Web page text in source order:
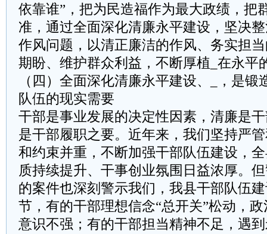
依靠谁”，把为民造福作为最大政绩，把
准，通过全面深化清廉永平建设，坚决
作风问题，以清正廉洁的作风、务实担
期盼、维护群众利益，不断厚植_在永平
（四）全面深化清廉永平建设、_，是锻
队伍的现实需要
干部是事业发展的决定性因素，清廉是
是干部履职之要。近年来，我们坚持严
和约束并重，不断加强干部队伍建设，
质持续提升、干事创业氛围日益浓厚。
的案件也深刻警示我们，我县干部队伍
节，有的干部理想信念“总开关”松动，
意识不强；有的干部担当精神不足，遇